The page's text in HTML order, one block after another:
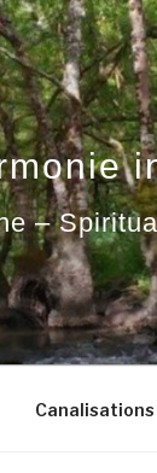
–
Canalisations